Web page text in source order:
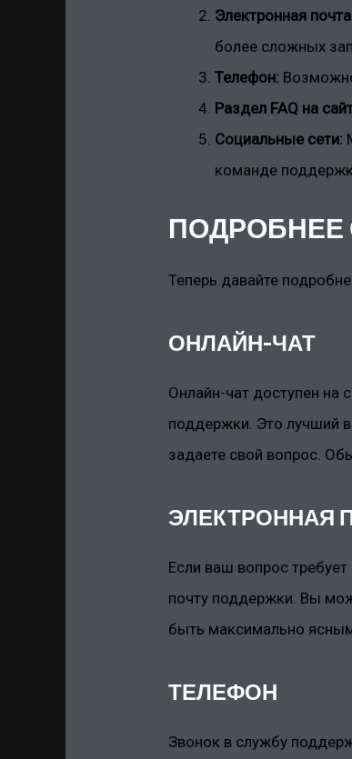
Электронная
более сложных
Телефон:
Раздел FAQ на
Социальные сети:
команде
Теперь давайте
ОНЛАЙН-ЧАТ
Онлайн-чат доступен на
поддержки. Это лучший
задаете свой вопрос.
ЭЛЕКТРОННАЯ
Если ваш вопрос
почту поддержки. Вы
быть максимально
ТЕЛЕФОН
Звонок в службу